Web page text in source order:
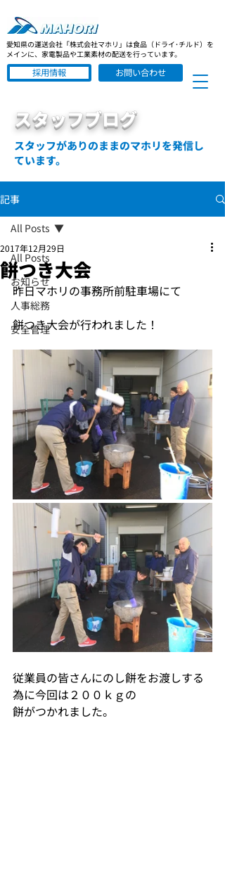
採用情報 お問い合わせ
愛知県の運送会社「株式会社マホリ」は食品（ドライ･チルド）を
メインに、家電製品や工業素材の配送を行っています。
スタッフブログ
スタッフがありのままのマホリを発信し
ています。
記事
All Posts
お知らせ
人事総務
安全管理
All Posts
餅つき大会
2017年12月29日
昨日マホリの事務所前駐車場にて
餅つき大会が行われました！
従業員の皆さんにのし餅をお渡しする
為に今回は２００ｋｇの
餅がつかれました。